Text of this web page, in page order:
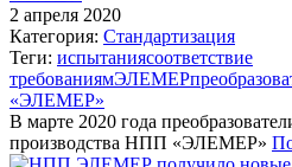
2 апреля 2020
Категория: Стандартизация
Теги: испытаниясоответствие
требованиямЭЛЕМЕР
«ЭЛЕМЕР»
В марте 2020 года
производства НПП «ЭЛЕМЕР»